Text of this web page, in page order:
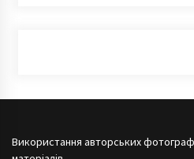
Використання авторських